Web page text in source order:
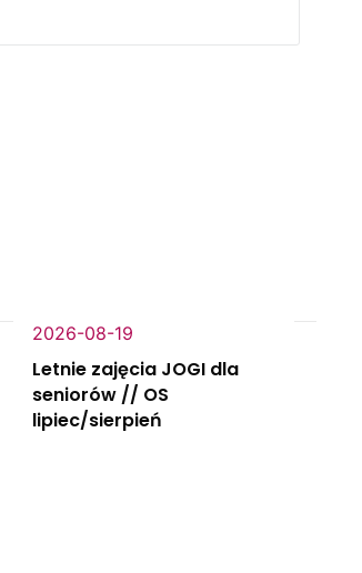
2026-08-19
Letnie zajęcia JOGI dla
seniorów // OS
lipiec/sierpień